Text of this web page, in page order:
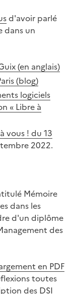
d'avoir parlé
un
(en anglais)
(blog)
logiciels
« Libre à
vous ! du 13
2022.
Mémoire
dans les
d'un diplôme
des
en PDF
toutes
des DSI